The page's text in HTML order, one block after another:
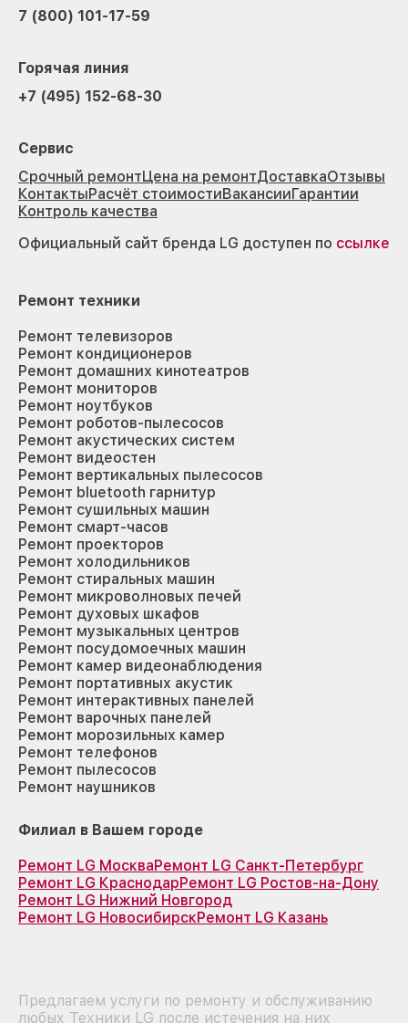
7 (800) 101-17-59
Горячая линия
+7 (495) 152-68-30
Сервис
Срочный ремонтЦена на ремонтДоставкаОтзывы
КонтактыРасчёт стоимостиВакансииГарантии
Контроль качества
Официальный сайт бренда LG доступен по ссылке
Ремонт техники
Ремонт телевизоров
Ремонт кондиционеров
Ремонт домашних кинотеатров
Ремонт мониторов
Ремонт ноутбуков
Ремонт роботов-пылесосов
Ремонт акустических систем
Ремонт видеостен
Ремонт вертикальных пылесосов
Ремонт bluetooth гарнитур
Ремонт сушильных машин
Ремонт смарт-часов
Ремонт проекторов
Ремонт холодильников
Ремонт стиральных машин
Ремонт микроволновых печей
Ремонт духовых шкафов
Ремонт музыкальных центров
Ремонт посудомоечных машин
Ремонт камер видеонаблюдения
Ремонт портативных акустик
Ремонт интерактивных панелей
Ремонт варочных панелей
Ремонт морозильных камер
Ремонт телефонов
Ремонт пылесосов
Ремонт наушников
Филиал в Вашем городе
Ремонт LG МоскваРемонт LG Санкт-Петербург
Ремонт LG КраснодарРемонт LG Ростов-на-Дону
Ремонт LG Нижний Новгород
Ремонт LG НовосибирскРемонт LG Казань
Предлагаем услуги по ремонту и обслуживанию
любых Техники LG после истечения на них